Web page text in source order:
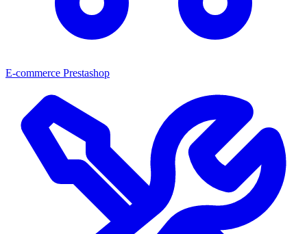
E-commerce Prestashop